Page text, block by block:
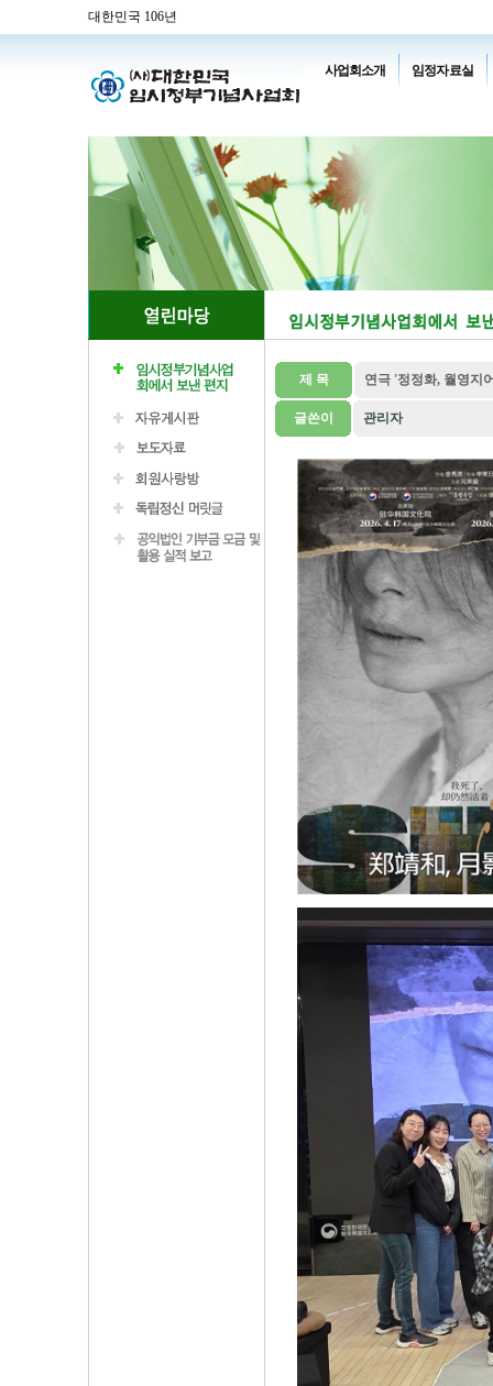
대한민국 106년
사업회소개 임정자료실
제 목 연극 '정정화, 월영지
글쓴이 관리자